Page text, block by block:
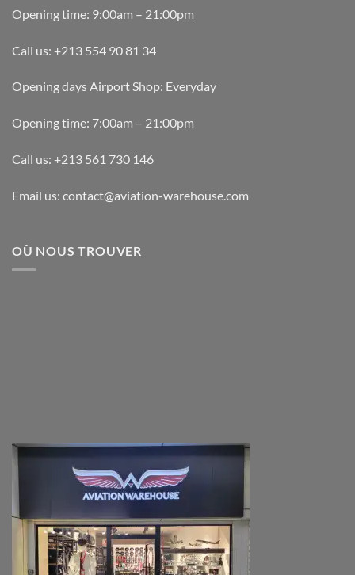
Opening time: 9:00am – 21:00pm
Call us: +213 554 90 81 34
Opening days Airport Shop: Everyday
Opening time: 7:00am – 21:00pm
Call us: +213 561 730 146
Email us: contact@aviation-warehouse.com
OÙ NOUS TROUVER